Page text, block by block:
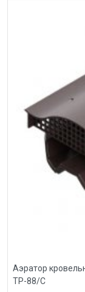
Аэратор
ТР-88/С